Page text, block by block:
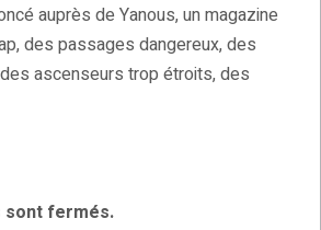
auprès de Yanous, un magazine
des passages dangereux, des
ascenseurs trop étroits, des
sont fermés.